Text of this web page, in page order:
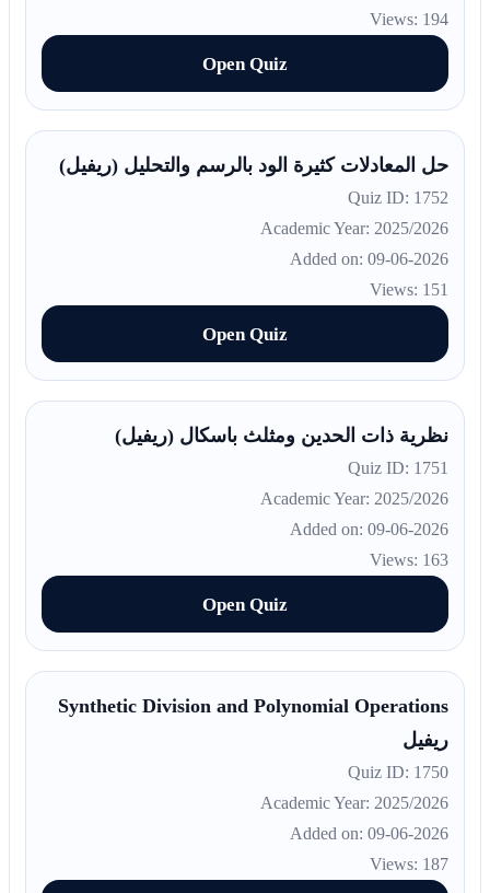
Views: 194
Open Quiz
حل المعادلات كثيرة الود بالرسم والتحليل (ريفيل)
Quiz ID: 1752
Academic Year: 2025/2026
Added on: 09-06-2026
Views: 151
Open Quiz
نظرية ذات الحدين ومثلث باسكال (ريفيل)
Quiz ID: 1751
Academic Year: 2025/2026
Added on: 09-06-2026
Views: 163
Open Quiz
Synthetic Division and Polynomial Operations
ريفيل
Quiz ID: 1750
Academic Year: 2025/2026
Added on: 09-06-2026
Views: 187